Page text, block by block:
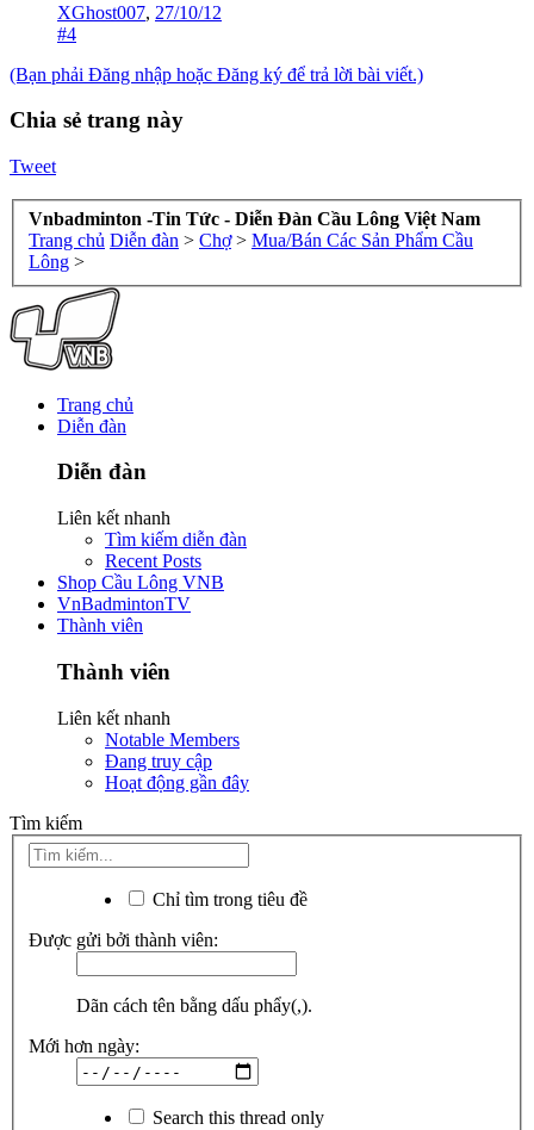
XGhost007, 27/10/12
#4
(Bạn phải Đăng nhập hoặc Đăng ký để trả lời bài viết.)
Chia sẻ trang này
Tweet
Vnbadminton -Tin Tức - Diễn Đàn Cầu Lông Việt Nam
Trang chủ Diễn đàn > Chợ > Mua/Bán Các Sản Phẩm Cầu
Lông >
Trang chủ
Diễn đàn
Diễn đàn
Liên kết nhanh
Tìm kiếm diễn đàn
Recent Posts
Shop Cầu Lông VNB
VnBadmintonTV
Thành viên
Thành viên
Liên kết nhanh
Notable Members
Đang truy cập
Hoạt động gần đây
Tìm kiếm
Chỉ tìm trong tiêu đề
Được gửi bởi thành viên:
Dãn cách tên bằng dấu phẩy(,).
Mới hơn ngày:
Search this thread only